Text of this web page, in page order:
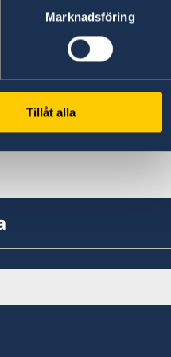
Marknadsföring
Tillåt alla